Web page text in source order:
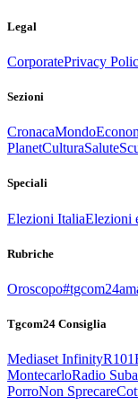
Legal
CorporatePrivacy
Sezioni
CronacaMondo
PlanetCulturaSalute
Speciali
Elezioni ItaliaElezioni
Rubriche
Oroscopo
Tgcom24 Consiglia
Mediaset InfinityR101
MontecarloRadio
PorroNon Sprecare